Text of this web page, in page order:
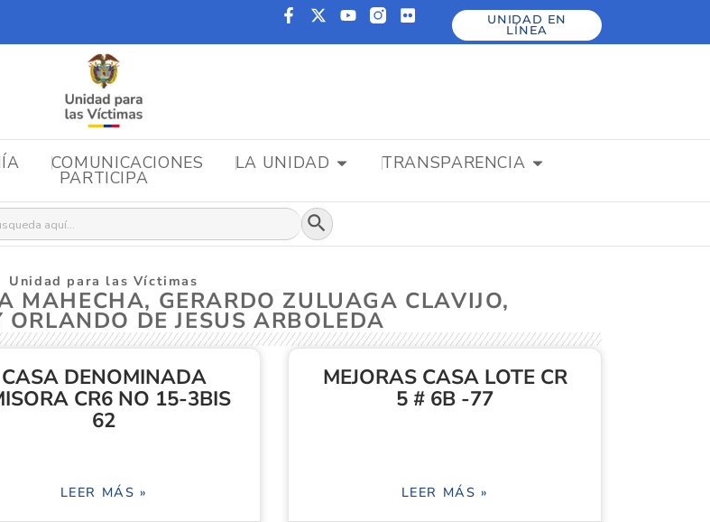
UNIDAD EN
LÍNEA
COMUNICACIONES LA UNIDAD TRANSPARENCIA
PARTICIPA
Botón de búsqueda
Unidad para las Víctimas
GERARDO ZULUAGA CLAVIJO,
DE JESUS ARBOLEDA
CASA DENOMINADA
CR6 NO 15-3BIS
62
LEER MÁS »
MEJORAS CASA LOTE CR
5 # 6B -77
LEER MÁS »